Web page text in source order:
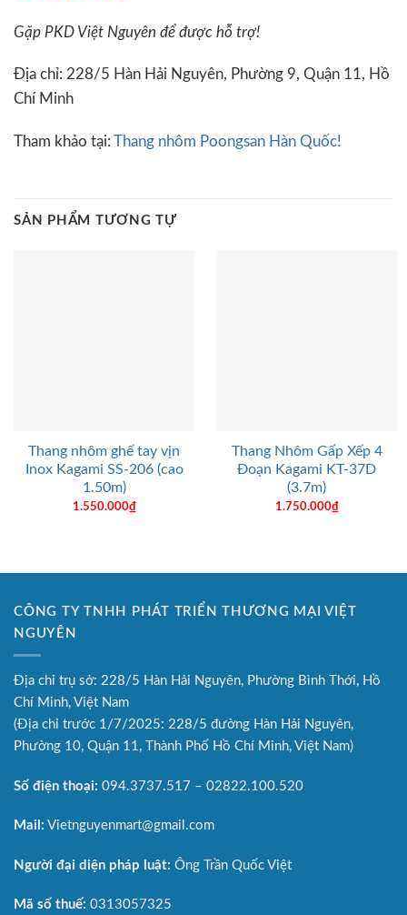
Gặp PKD Việt Nguyên để được hỗ trợ!
Địa chỉ: 228/5 Hàn Hải Nguyên, Phường 9, Quận 11, Hồ
Chí Minh
Tham khảo tại: Thang nhôm Poongsan Hàn Quốc!
SẢN PHẨM TƯƠNG TỰ
Thang nhôm ghế tay vịn
Inox Kagami SS-206 (cao
1.50m)
1.550.000₫
Thang Nhôm Gấp Xếp 4
Đoạn Kagami KT-37D
(3.7m)
1.750.000₫
CÔNG TY TNHH PHÁT TRIỂN THƯƠNG MẠI VIỆT
NGUYÊN
Địa chỉ trụ sở: 228/5 Hàn Hải Nguyên, Phường Bình Thới, Hồ
Chí Minh, Việt Nam
(Địa chỉ trước 1/7/2025: 228/5 đường Hàn Hải Nguyên,
Phường 10, Quận 11, Thành Phố Hồ Chí Minh, Việt Nam)
Số điện thoại: 094.3737.517 – 02822.100.520
Mail: Vietnguyenmart@gmail.com
Người đại diện pháp luật: Ông Trần Quốc Việt
Mã số thuế: 0313057325